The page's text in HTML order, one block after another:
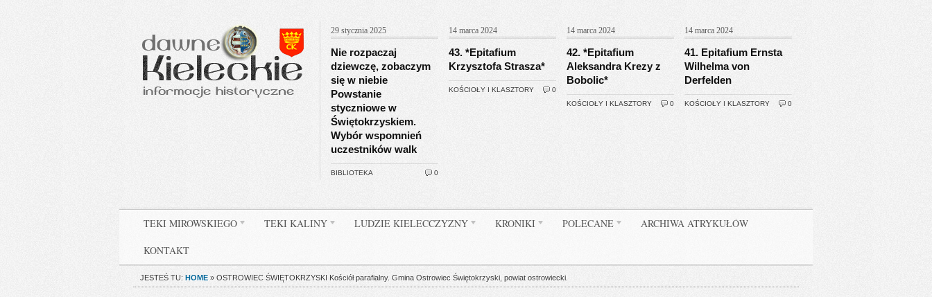
29 stycznia 2025
Nie rozpaczaj
dziewczę, zobaczym
się w niebie
Powstanie
styczniowe w
Świętokrzyskiem.
Wybór wspomnień
uczestników walk
BIBLIOTEKA 0
14 marca 2024
43. *Epitafium
Krzysztofa Strasza*
KOŚCIOŁY I KLASZTORY 0
14 marca 2024
42. *Epitafium
Aleksandra Krezy z
Bobolic*
KOŚCIOŁY I KLASZTORY 0
14 marca 2024
41. Epitafium Ernsta
Wilhelma von
Derfelden
KOŚCIOŁY I KLASZTORY 0
TEKI MIROWSKIEGO TEKI KALINY LUDZIE KIELECCZYZNY KRONIKI POLECANE ARCHIWA ATRYKUŁÓW
KONTAKT
JESTEŚ TU: HOME » OSTROWIEC ŚWIĘTOKRZYSKI Kościół parafialny. Gmina Ostrowiec Świętokrzyski, powiat ostrowiecki.